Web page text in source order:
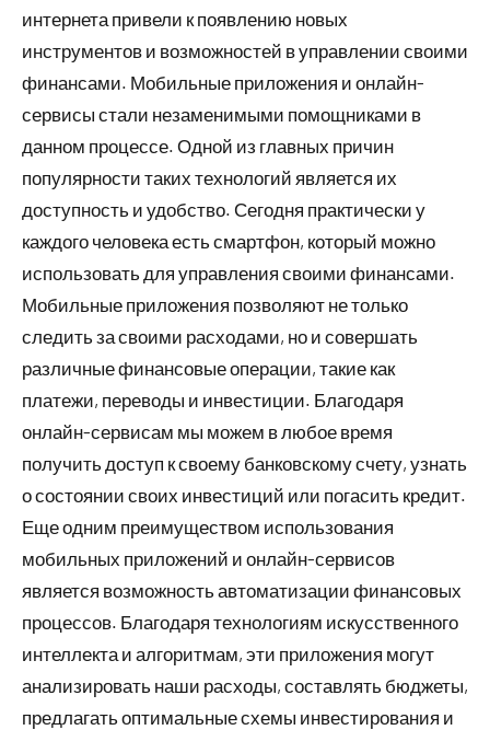
интернета привели к появлению новых
инструментов и возможностей в управлении своими
финансами. Мобильные приложения и онлайн-
сервисы стали незаменимыми помощниками в
данном процессе. Одной из главных причин
популярности таких технологий является их
доступность и удобство. Сегодня практически у
каждого человека есть смартфон, который можно
использовать для управления своими финансами.
Мобильные приложения позволяют не только
следить за своими расходами, но и совершать
различные финансовые операции, такие как
платежи, переводы и инвестиции. Благодаря
онлайн-сервисам мы можем в любое время
получить доступ к своему банковскому счету, узнать
о состоянии своих инвестиций или погасить кредит.
Еще одним преимуществом использования
мобильных приложений и онлайн-сервисов
является возможность автоматизации финансовых
процессов. Благодаря технологиям искусственного
интеллекта и алгоритмам, эти приложения могут
анализировать наши расходы, составлять бюджеты,
предлагать оптимальные схемы инвестирования и